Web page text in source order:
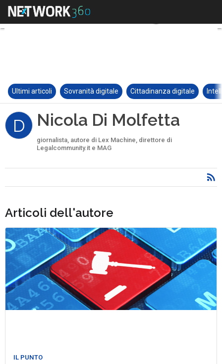
Ultimi articoli Sovranità digitale Cittadinanza digitale
D Nicola Di Molfetta
giornalista, autore di Lex Machine, direttore di
Legalcommunity.it e MAG
Articoli dell'autore
IL PUNTO